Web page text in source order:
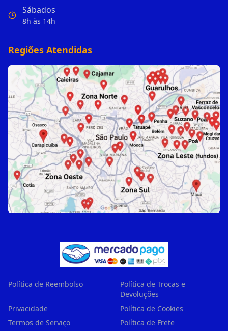
Sábados
8h às 14h
Regiões Atendidas
Política de Reembolso
Política de Trocas e
Devoluções
Privacidade
Política de Cookies
Termos de Serviço
Política de Frete